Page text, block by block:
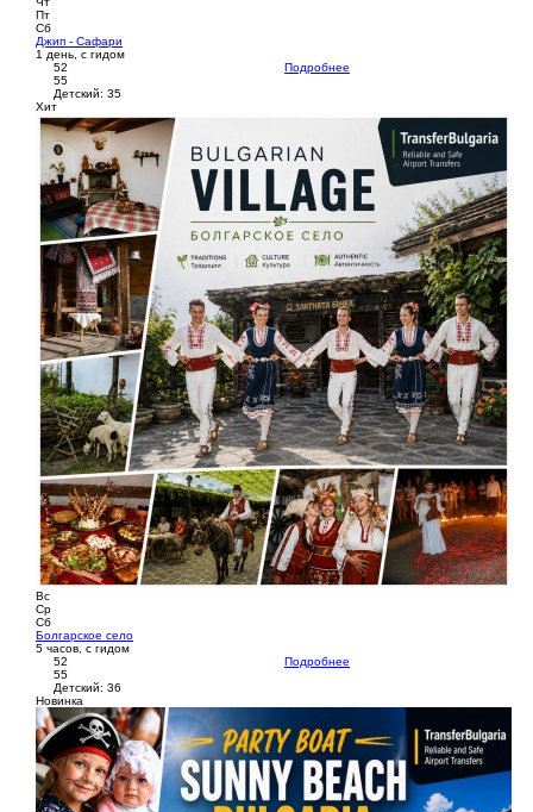
Пт
Сб
Джип - Сафари
1 день, с гидом
52
55
Детский: 35
Подробнее
Хит
Вс
Ср
Сб
Болгарское село
5 часов, с гидом
52
55
Детский: 36
Подробнее
Новинка